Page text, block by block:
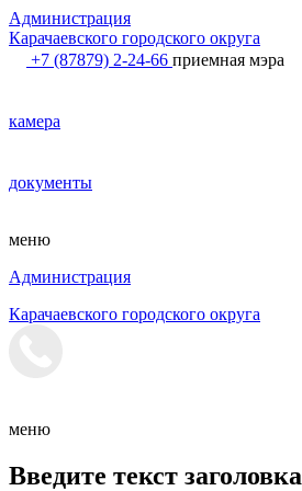
Администрация
Карачаевского городского округа
+7 (87879) 2-24-66 приемная мэра
камера
документы
меню
Администрация
Карачаевского городского округа
меню
Введите текст заголовка